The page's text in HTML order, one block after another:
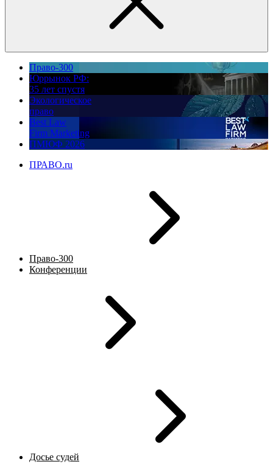
Право-300
Юррынок РФ:
35 лет спустя
Экологическое
право
Best Law
Firm Marketing
ПМЮФ 2026
ПРАВО.ru
Право-300
Конференции
Досье судей